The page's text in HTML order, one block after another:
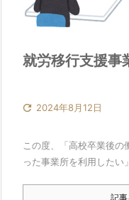
就労移行支援事
 2024年8月12日
この度、「高校卒業後の
った事業所を利用したい
記